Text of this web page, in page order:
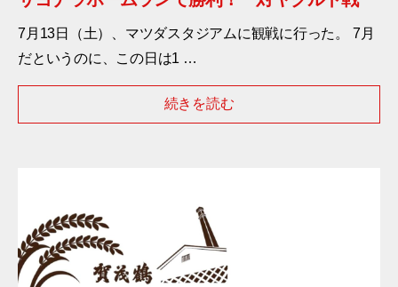
7月13日（土）、マツダスタジアムに観戦に行った。 7月
だというのに、この日は1 …
続きを読む